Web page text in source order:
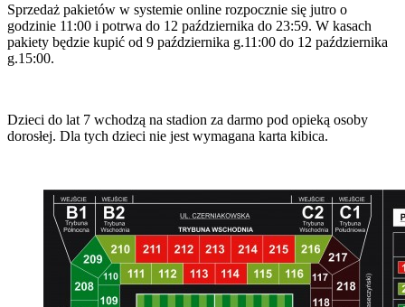
Sprzedaż pakietów w systemie online rozpocznie się jutro o
godzinie 11:00 i potrwa do 12 października do 23:59. W kasach
pakiety będzie kupić od 9 października g.11:00 do 12 października
g.15:00.
Dzieci do lat 7 wchodzą na stadion za darmo pod opieką osoby
dorosłej. Dla tych dzieci nie jest wymagana karta kibica.